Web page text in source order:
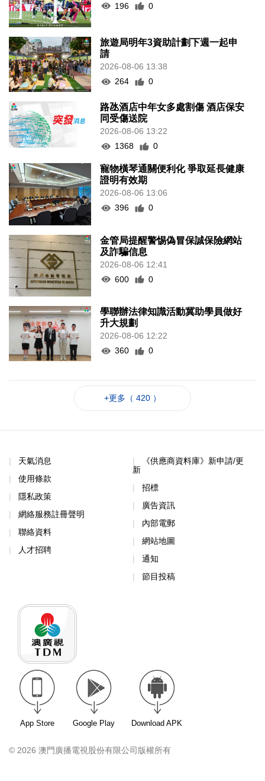
196
0
旅遊局明年3資助計劃下週一起申
請
2026-08-06 13:38
264
0
路氹酒店中年女多處割傷 酒店保安
同受傷送院
2026-08-06 13:22
1368
0
寵物橫琴通關便利化 爭取延長健康
證明有效期
2026-08-06 13:06
396
0
金管局提醒警惕偽冒保誠保險網站
及詐騙信息
2026-08-06 12:41
600
0
學聯辦法律知識活動冀助學員做好
升大規劃
2026-08-06 12:22
360
0
+更多（ 420 ）
天氣消息
使用條款
隱私政策
網絡服務註冊聲明
聯絡資料
人才招聘
《供應商資料庫》新申請/更
新
招標
廣告資訊
內部電郵
網站地圖
通知
節目投稿
App Store Google Play Download APK
© 2026 澳門廣播電視股份有限公司版權所有